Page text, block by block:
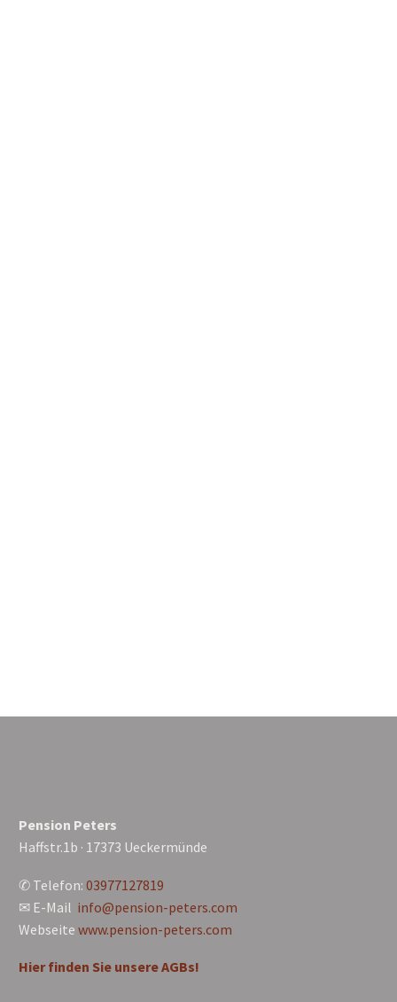
Pension Peters
Haffstr.1b · 17373 Ueckermünde
✆ Telefon: 03977127819
✉ E-Mail info@pension-peters.com
Webseite www.pension-peters.com
Hier finden Sie unsere AGBs!